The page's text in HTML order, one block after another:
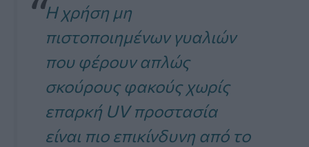
Η χρήση μη
πιστοποιημένων γυαλιών
που φέρουν απλώς
σκούρους φακούς χωρίς
επαρκή UV προστασία
είναι πιο επικίνδυνη από το